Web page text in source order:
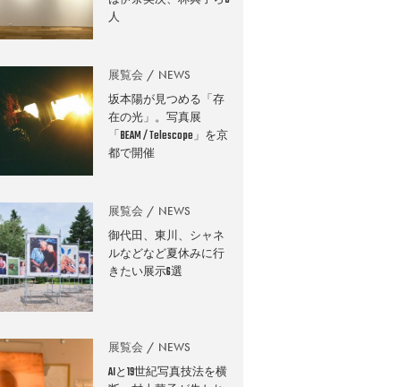
人
展覧会 NEWS
坂本陽が見つめる「存
在の光」。写真展
「BEAM / Telescope」を京
都で開催
展覧会 NEWS
御代田、東川、シャネ
ルなどなど夏休みに行
きたい展示6選
展覧会 NEWS
AIと19世紀写真技法を横